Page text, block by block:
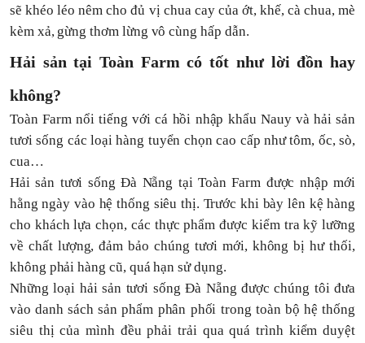
sẽ khéo léo nêm cho đủ vị chua cay của ớt, khế, cà chua, mè
kèm xả, gừng thơm lừng vô cùng hấp dẫn.
Hải sản tại Toàn Farm có tốt như lời đồn hay
không?
Toàn Farm nổi tiếng với cá hồi nhập khẩu Nauy và hải sản
tươi sống các loại hàng tuyển chọn cao cấp như tôm, ốc, sò,
cua…
Hải sản tươi sống Đà Nẵng tại Toàn Farm được nhập mới
hằng ngày vào hệ thống siêu thị. Trước khi bày lên kệ hàng
cho khách lựa chọn, các thực phẩm được kiểm tra kỹ lưỡng
về chất lượng, đảm bảo chúng tươi mới, không bị hư thối,
không phải hàng cũ, quá hạn sử dụng.
Những loại hải sản tươi sống Đà Nẵng được chúng tôi đưa
vào danh sách sản phẩm phân phối trong toàn bộ hệ thống
siêu thị của mình đều phải trải qua quá trình kiểm duyệt